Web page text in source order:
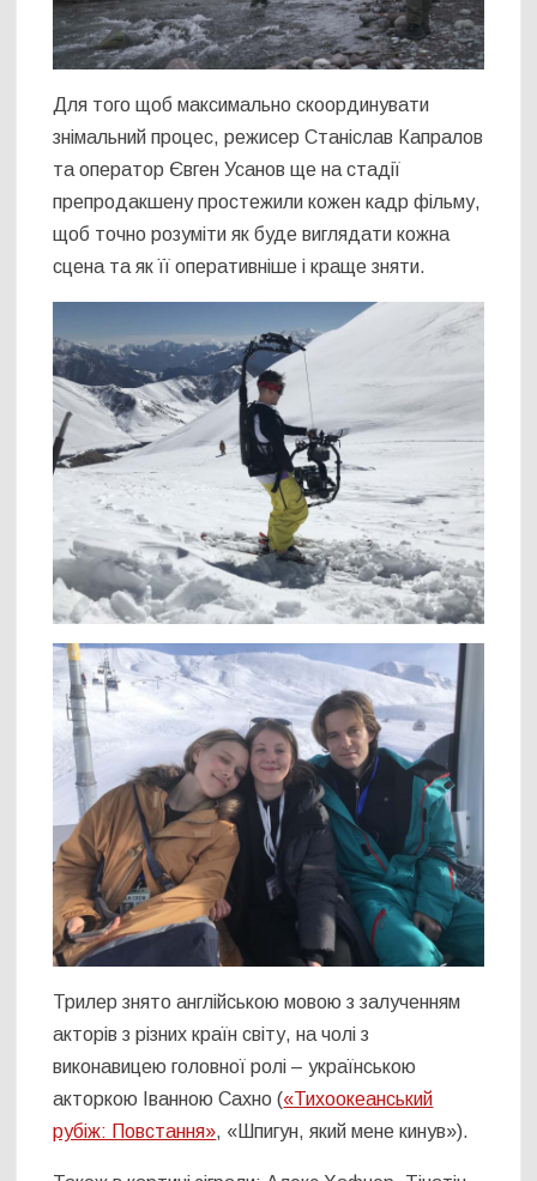
Для того щоб максимально скоординувати
знімальний процес, режисер Станіслав Капралов
та оператор Євген Усанов ще на стадії
препродакшену простежили кожен кадр фільму,
щоб точно розуміти як буде виглядати кожна
сцена та як її оперативніше і краще зняти.
Трилер знято англійською мовою з залученням
акторів з різних країн світу, на чолі з
виконавицею головної ролі – українською
акторкою Іванною Cахно («Тихоокеанський
рубіж: Повстання», «Шпигун, який мене кинув»).